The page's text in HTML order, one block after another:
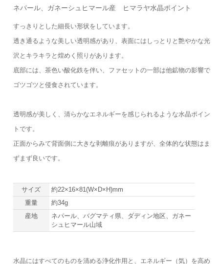
ネパール、ガネーシュヒマール産 ヒマラヤ水晶ポイント
すっきりとした細長い形状をしています。
透き通るような美しい透明感があり、表面にはしっとりと艶やかな光
沢とキラキラと煌めく照りがあります。
底部には、茶色い酸化鉄を伴い、ファセットの一部は他鉱物の影響で
ゴツゴツと侵食されています。
透明感が美しく、清らかなエネルギーを感じられるような水晶ポイン
トです。
正面からみて背面側に大きな剥離痕がありますが、全体的な状態はま
ずまず良いです。
サイズ
約22×16×81(W×D×H)mm
重量
約34g
産地
ネパール、バグマティ県、ダディン地区、ガネー
シュヒマール山域
水晶にはすべてのものを清める浄化作用と、エネルギー（気）を高め